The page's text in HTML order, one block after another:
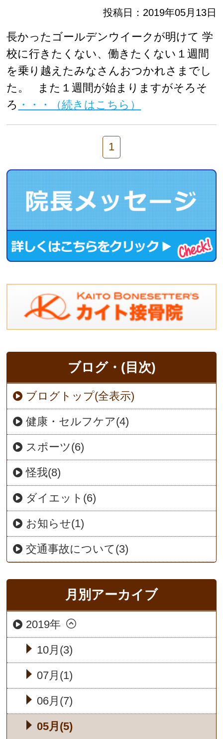
投稿日：2019年05月13日
長かったゴールデンウイークが明けて 学
校に行きたくない、働きたくない１週間
を乗り越えたみなさんおつかれさまでし
た。 また１週間が始まりますがそろそ
ろ ・・・（続きはこちら）
1
ブログ・(目次)
ブログトップ(全表示)
健康・セルフケア(4)
スポーツ(6)
怪我(8)
ダイエット(6)
お知らせ(1)
交通事故について(3)
月別アーカイブ
2019年
10月(3)
07月(1)
06月(7)
05月(5)